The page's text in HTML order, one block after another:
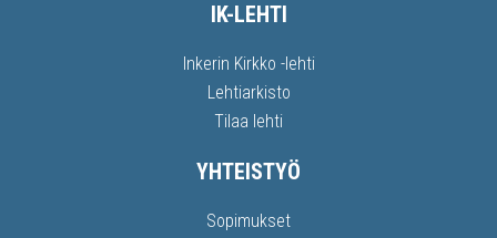
IK-LEHTI
Inkerin Kirkko -lehti
Lehtiarkisto
Tilaa lehti
YHTEISTYÖ
Sopimukset